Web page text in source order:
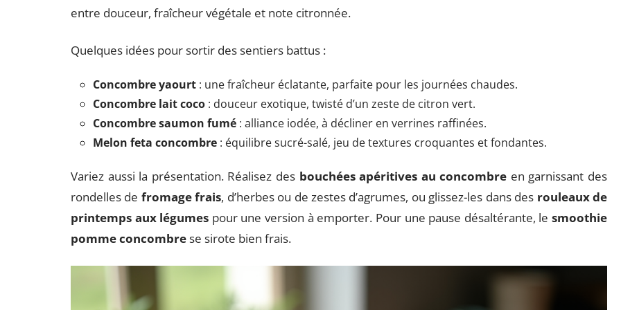
entre douceur, fraîcheur végétale et note citronnée.
Quelques idées pour sortir des sentiers battus :
Concombre yaourt : une fraîcheur éclatante, parfaite pour les journées chaudes.
Concombre lait coco : douceur exotique, twisté d’un zeste de citron vert.
Concombre saumon fumé : alliance iodée, à décliner en verrines raffinées.
Melon feta concombre : équilibre sucré-salé, jeu de textures croquantes et fondantes.
Variez aussi la présentation. Réalisez des bouchées apéritives au concombre en garnissant des
rondelles de fromage frais, d’herbes ou de zestes d’agrumes, ou glissez-les dans des rouleaux de
printemps aux légumes pour une version à emporter. Pour une pause désaltérante, lesmoothie
pomme concombrese sirote bien frais.